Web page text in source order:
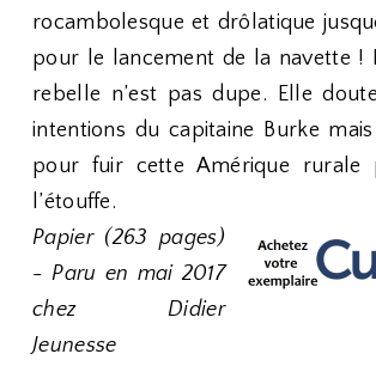
rocambolesque et drôlatique
pour le lancement de la navette !
rebelle n’est pas dupe. Elle
intentions du capitaine Burke
pour fuir cette Amérique rurale
l’étouffe.
Papier (263 pages)
- Paru en mai 2017
chez Didier
Jeunesse